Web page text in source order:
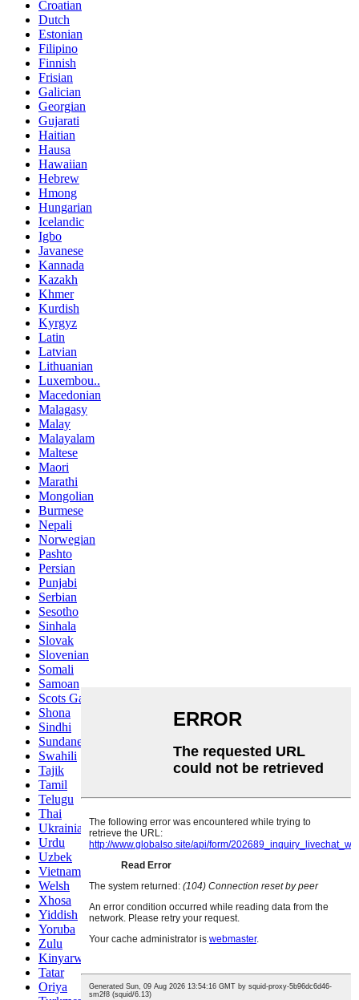
Croatian
Dutch
Estonian
Filipino
Finnish
Frisian
Galician
Georgian
Gujarati
Haitian
Hausa
Hawaiian
Hebrew
Hmong
Hungarian
Icelandic
Igbo
Javanese
Kannada
Kazakh
Khmer
Kurdish
Kyrgyz
Latin
Latvian
Lithuanian
Luxembou..
Macedonian
Malagasy
Malay
Malayalam
Maltese
Maori
Marathi
Mongolian
Burmese
Nepali
Norwegian
Pashto
Persian
Punjabi
Serbian
Sesotho
Sinhala
Slovak
Slovenian
Somali
Samoan
Scots Gaelic
Shona
Sindhi
Sundanese
Swahili
Tajik
Tamil
Telugu
Thai
Ukrainian
Urdu
Uzbek
Vietnamese
Welsh
Xhosa
Yiddish
Yoruba
Zulu
Kinyarwanda
Tatar
Oriya